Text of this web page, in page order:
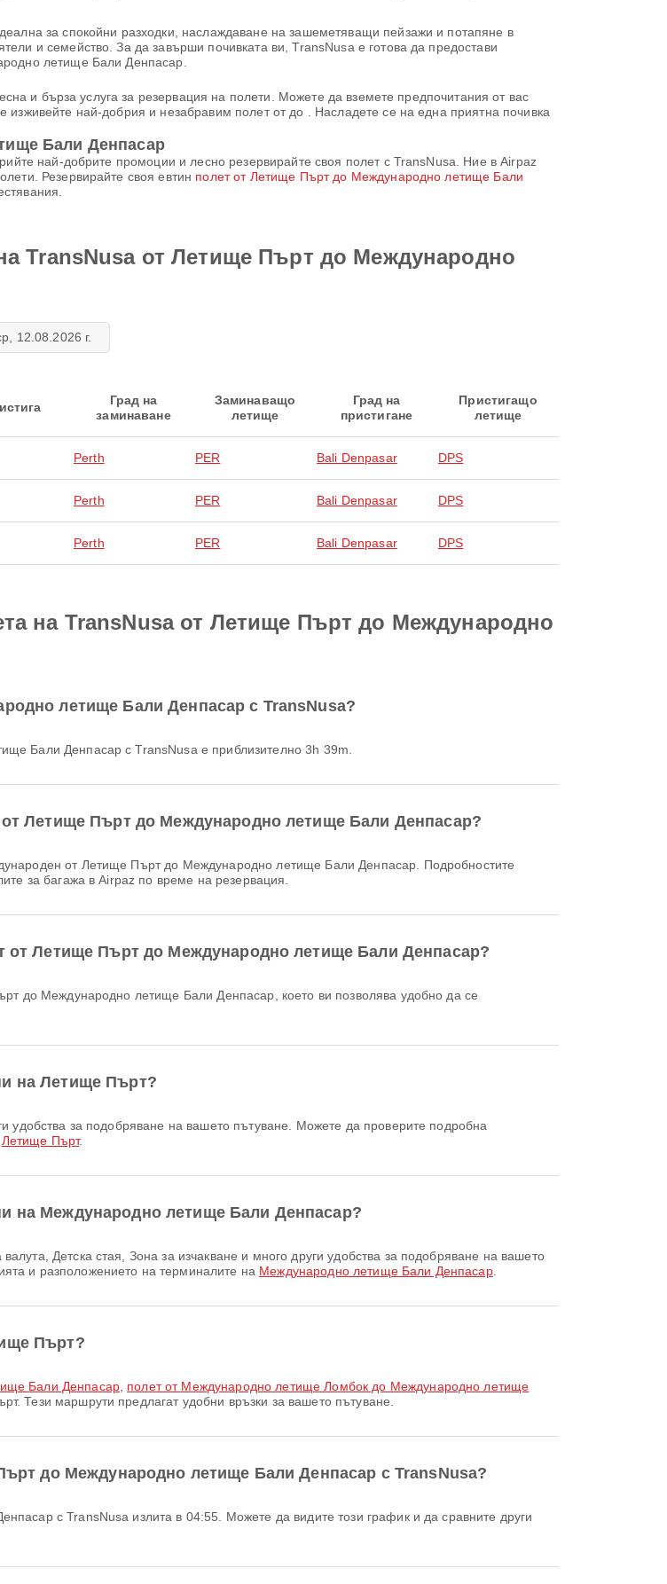
за спокойни разходки, наслаждаване на зашеметяващи пейзажи и потапяне в
и семейство. За да завърши почивката ви, TransNusa е готова да предостави
летище Бали Денпасар.
и бърза услуга за резервация на полети. Можете да вземете предпочитания от вас
най-добрия и незабравим полет от до . Насладете се на една приятна почивка
Бали Денпасар
най-добрите промоции и лесно резервирайте своя полет с TransNusa. Ние в Airpaz
Резервирайте своя евтин полет от Летище Пърт до Международно летище Бали
TransNusa от Летище Пърт до Международно
12.08.2026 г.
Град на
заминаване
Заминаващо
летище
Град на
пристигане
Пристигащо
летище
Perth PER Bali Denpasar DPS
Perth PER Bali Denpasar DPS
Perth PER Bali Denpasar DPS
на TransNusa от Летище Пърт до Международно
летище Бали Денпасар с TransNusa?
Бали Денпасар с TransNusa е приблизително 3h 39m.
Летище Пърт до Международно летище Бали Денпасар?
за багажа в Airpaz по време на резервация.
от Летище Пърт до Международно летище Бали Денпасар?
на Летище Пърт?
Летище Пърт.
на Международно летище Бали Денпасар?
и разположението на терминалите на Международно летище Бали Денпасар.
Пърт?
Бали Денпасар, полет от Международно летище Ломбок до Международно летище
Тези маршрути предлагат удобни връзки за вашето пътуване.
до Международно летище Бали Денпасар с TransNusa?